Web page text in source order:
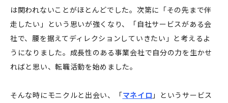
は関われないことがほとんどでした。次第に「その先まで伴
走したい」という思いが強くなり、「自社サービスがある会
社で、腰を据えてディレクションしていきたい」と考えるよ
うになりました。成長性のある事業会社で自分の力を生かせ
ればと思い、転職活動を始めました。
そんな時にモニクルと出会い、「マネイロ 」というサービス